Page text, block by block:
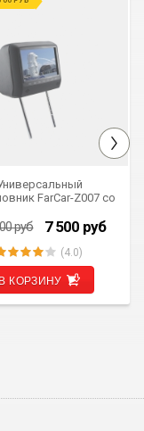
FarCar-Z007 со
монитором (серый)
руб 7 500 руб
(4.0)
В КОРЗИНУ